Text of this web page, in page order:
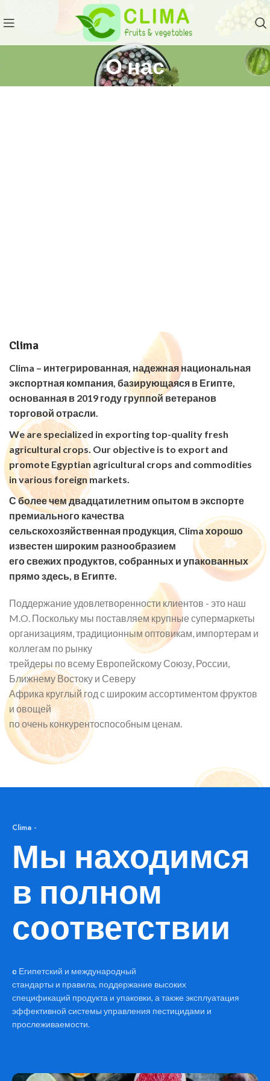
О нас
Clima
Clima – интегрированная, надежная национальная
экспортная компания, базирующаяся в Египте,
основанная в 2019 году группой ветеранов
торговой отрасли.
We are specialized in exporting top-quality fresh
agricultural crops. Our objective is to export and
promote Egyptian agricultural crops and commodities
in various foreign markets.
С более чем двадцатилетним опытом в экспорте
премиального качества
сельскохозяйственная продукция, Clima хорошо
известен широким разнообразием
его свежих продуктов, собранных и упакованных
прямо здесь, в Египте.
Поддержание удовлетворенности клиентов - это наш
M.O. Поскольку мы поставляем крупные супермаркеты
организациям, традиционным оптовикам, импортерам и
коллегам по рынку
трейдеры по всему Европейскому Союзу, России,
Ближнему Востоку и Северу
Африка круглый год с широким ассортиментом фруктов
и овощей
по очень конкурентоспособным ценам.
Clima -
Мы находимся
в полном
соответствии
с Египетский и международный
стандарты и правила, поддержание высоких
спецификаций продукта и упаковки, а также эксплуатация
эффективной системы управления пестицидами и
прослеживаемости.